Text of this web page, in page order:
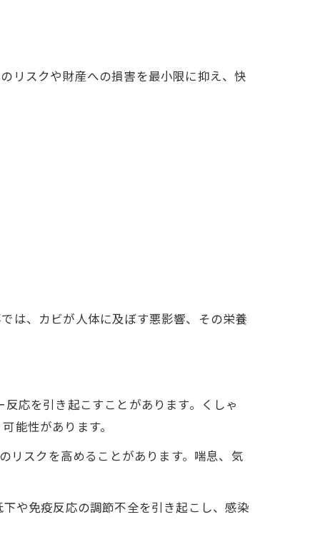
リスクや財産への損害を最小限に抑え、快
は、カビが人体に及ぼす悪影響、その栄養
応を引き起こすことがあります。くしゃ
能性があります。
リスクを高めることがあります。喘息、気
や免疫反応の調節不全を引き起こし、感染